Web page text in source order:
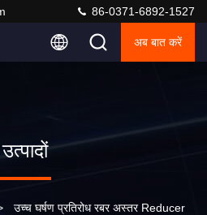
86-0371-6892-1527
अब बात करें
उत्पादों
उच्च घर्षण प्रतिरोध रबर अस्तर Reducer